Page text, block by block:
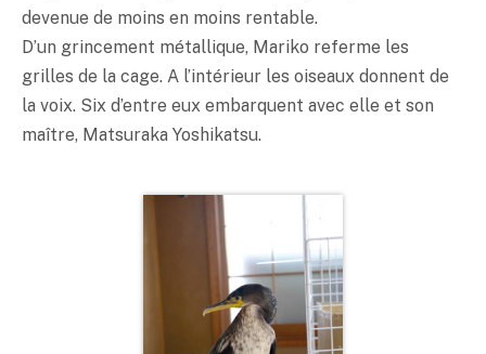
devenue de moins en moins rentable.
D’un grincement métallique, Mariko referme les
grilles de la cage. A l’intérieur les oiseaux donnent de
la voix. Six d’entre eux embarquent avec elle et son
maître, Matsuraka Yoshikatsu.